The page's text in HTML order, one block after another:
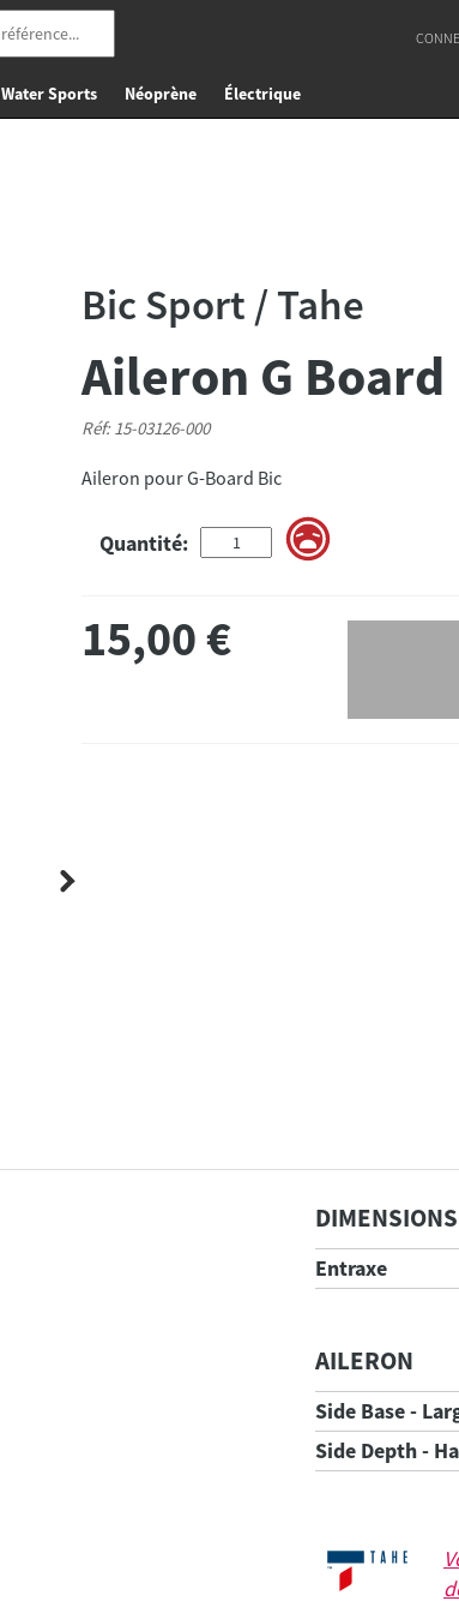
Water Sports Néoprène Électrique
Bic Sport / Tahe
Aileron G
Réf: 15-03126-000
Aileron pour G-Board Bic
Quantité:
15,00€
DIMENSIONS
Entraxe
AILERON
Side Base -
Side Depth -